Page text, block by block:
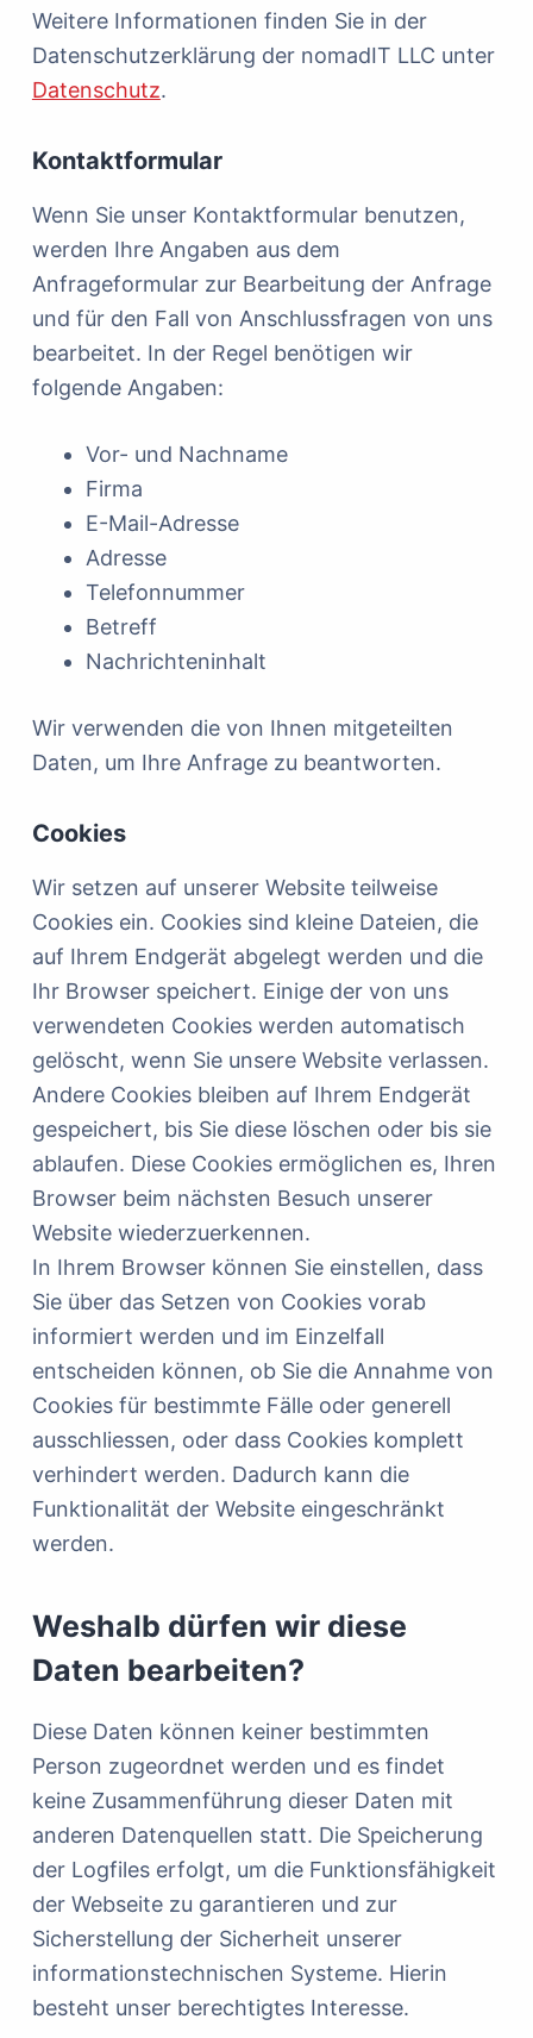
Weitere Informationen finden Sie in der
Datenschutzerklärung der nomadIT LLC unter
Datenschutz.
Kontaktformular
Wenn Sie unser Kontaktformular benutzen,
werden Ihre Angaben aus dem
Anfrageformular zur Bearbeitung der Anfrage
und für den Fall von Anschlussfragen von uns
bearbeitet. In der Regel benötigen wir
folgende Angaben:
Vor- und Nachname
Firma
E-Mail-Adresse
Adresse
Telefonnummer
Betreff
Nachrichteninhalt
Wir verwenden die von Ihnen mitgeteilten
Daten, um Ihre Anfrage zu beantworten.
Cookies
Wir setzen auf unserer Website teilweise
Cookies ein. Cookies sind kleine Dateien, die
auf Ihrem Endgerät abgelegt werden und die
Ihr Browser speichert. Einige der von uns
verwendeten Cookies werden automatisch
gelöscht, wenn Sie unsere Website verlassen.
Andere Cookies bleiben auf Ihrem Endgerät
gespeichert, bis Sie diese löschen oder bis sie
ablaufen. Diese Cookies ermöglichen es, Ihren
Browser beim nächsten Besuch unserer
Website wiederzuerkennen.
In Ihrem Browser können Sie einstellen, dass
Sie über das Setzen von Cookies vorab
informiert werden und im Einzelfall
entscheiden können, ob Sie die Annahme von
Cookies für bestimmte Fälle oder generell
ausschliessen, oder dass Cookies komplett
verhindert werden. Dadurch kann die
Funktionalität der Website eingeschränkt
werden.
Weshalb dürfen wir diese
Daten bearbeiten?
Diese Daten können keiner bestimmten
Person zugeordnet werden und es findet
keine Zusammenführung dieser Daten mit
anderen Datenquellen statt. Die Speicherung
der Logfiles erfolgt, um die Funktionsfähigkeit
der Webseite zu garantieren und zur
Sicherstellung der Sicherheit unserer
informationstechnischen Systeme. Hierin
besteht unser berechtigtes Interesse.